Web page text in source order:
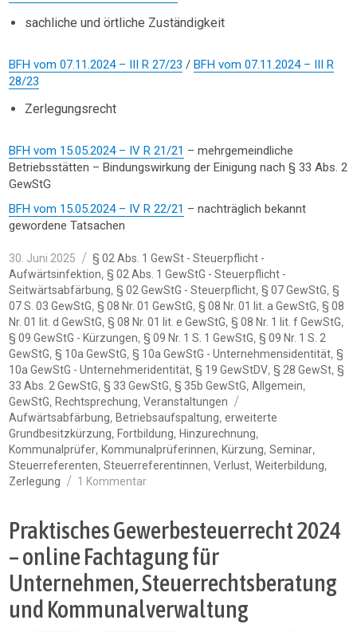
sachliche und örtliche Zuständigkeit
BFH vom 07.11.2024 – III R 27/23 /BFH vom 07.11.2024 – III R
28/23
Zerlegungsrecht
BFH vom 15.05.2024 – IV R 21/21 – mehrgemeindliche
Betriebsstätten – Bindungswirkung der Einigung nach § 33 Abs. 2
GewStG
BFH vom 15.05.2024 – IV R 22/21 – nachträglich bekannt
gewordene Tatsachen
Veröffentlicht
am
30. Juni 2025 Kategorien
§ 02 Abs. 1 GewSt - Steuerpflicht -
Aufwärtsinfektion,§ 02 Abs. 1 GewStG - Steuerpflicht -
Seitwärtsabfärbung,§ 02 GewStG - Steuerpflicht,§ 07 GewStG,§
07 S. 03 GewStG,§ 08 Nr. 01 GewStG,§ 08 Nr. 01 lit. a GewStG,§ 08
Nr. 01 lit. d GewStG,§ 08 Nr. 01 lit. e GewStG,§ 08 Nr. 1 lit. f GewStG,
§ 09 GewStG - Kürzungen,§ 09 Nr. 1 S. 1 GewStG,§ 09 Nr. 1 S. 2
GewStG,§ 10a GewStG,§ 10a GewStG - Unternehmensidentität,§
10a GewStG - Unternehmeridentität,§ 19 GewStDV,§ 28 GewSt,§
33 Abs. 2 GewStG,§ 33 GewStG,§ 35b GewStG,Allgemein,
GewStG,Rechtsprechung,Veranstaltungen
Aufwärtsabfärbung,Betriebsaufspaltung,erweiterte
Grundbesitzkürzung,Fortbildung,Hinzurechnung,
Kommunalprüfer,Kommunalprüferinnen,Kürzung,Seminar,
Steuerreferenten,Steuerreferentinnen,Verlust,Weiterbildung,
Zerlegung 1 Kommentarzu
2025
Hybride
Fachtagung
für
Unternehmen,
Steuerrechtsberatung
Praktisches Gewerbesteuerrecht 2024
– online Fachtagung für
Unternehmen, Steuerrechtsberatung
und Kommunalverwaltung